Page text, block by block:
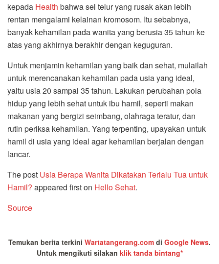
kepada Health bahwa sel telur yang rusak akan lebih
rentan mengalami kelainan kromosom. Itu sebabnya,
banyak kehamilan pada wanita yang berusia 35 tahun ke
atas yang akhirnya berakhir dengan keguguran.
Untuk menjamin kehamilan yang baik dan sehat, mulailah
untuk merencanakan kehamilan pada usia yang ideal,
yaitu usia 20 sampai 35 tahun. Lakukan perubahan pola
hidup yang lebih sehat untuk ibu hamil, seperti makan
makanan yang bergizi seimbang, olahraga teratur, dan
rutin periksa kehamilan. Yang terpenting, upayakan untuk
hamil di usia yang ideal agar kehamilan berjalan dengan
lancar.
The post Usia Berapa Wanita Dikatakan Terlalu Tua untuk
Hamil? appeared first on Hello Sehat.
Source
Temukan berita terkini Wartatangerang.com di Google News.
Untuk mengikuti silakan klik tanda bintang*